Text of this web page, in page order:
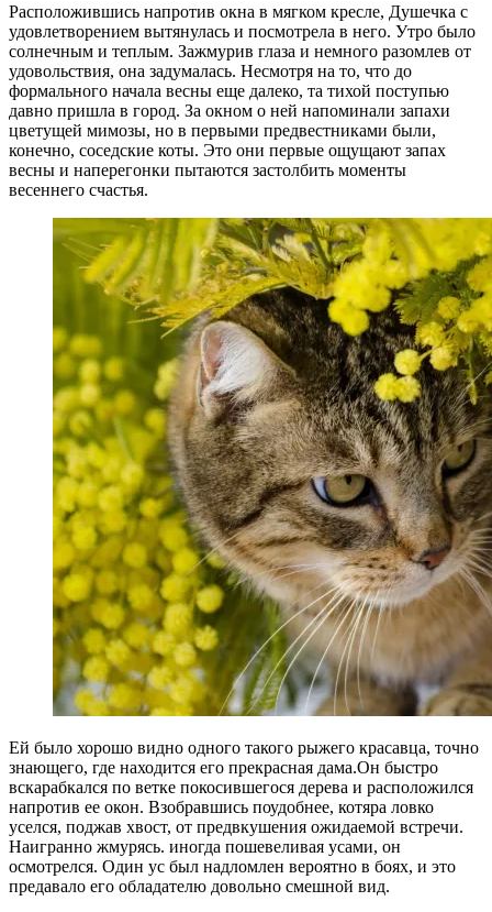
Расположившись напротив окна в мягком кресле, Душечка с
удовлетворением вытянулась и посмотрела в него. Утро было
солнечным и теплым. Зажмурив глаза и немного разомлев от
удовольствия, она задумалась. Несмотря на то, что до
формального начала весны еще далеко, та тихой поступью
давно пришла в город. За окном о ней напоминали запахи
цветущей мимозы, но в первыми предвестниками были,
конечно, соседские коты. Это они первые ощущают запах
весны и наперегонки пытаются застолбить моменты
весеннего счастья.
Ей было хорошо видно одного такого рыжего красавца, точно
знающего, где находится его прекрасная дама.Он быстро
вскарабкался по ветке покосившегося дерева и расположился
напротив ее окон. Взобравшись поудобнее, котяра ловко
уселся, поджав хвост, от предвкушения ожидаемой встречи.
Наигранно жмурясь. иногда пошевеливая усами, он
осмотрелся. Один ус был надломлен вероятно в боях, и это
предавало его обладателю довольно смешной вид.